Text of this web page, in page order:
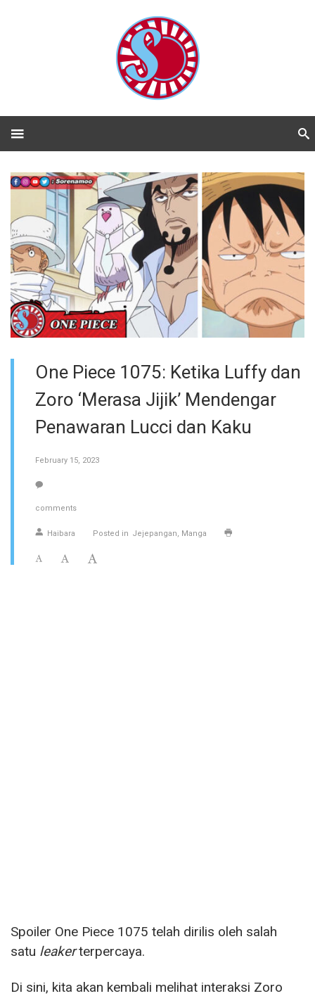
One Piece 1075: Ketika Luffy dan
Zoro ‘Merasa Jijik’ Mendengar
Penawaran Lucci dan Kaku
February 15, 2023
comments
Haibara Posted in Jejepangan Manga
Spoiler One Piece 1075 telah dirilis oleh salah
satu leakerterpercaya.
Di sini, kita akan kembali melihat interaksi Zoro